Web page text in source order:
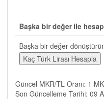
Başka bir değer ile
Başka bir değer
Güncel MKR/TL Oranı: 1
Son Güncelleme Tarihi: 09